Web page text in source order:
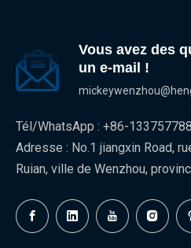
Vous avez des
un e-mail !
Tél/WhatsApp : +86-
Adresse : No.1 jiangxin Road,
Ruian, ville de Wenzhou,